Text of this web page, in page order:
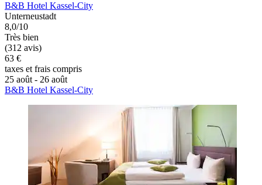
B&B Hotel Kassel-City
Unterneustadt
8,0/10
Très bien
(312 avis)
63 €
taxes et frais compris
25 août - 26 août
B&B Hotel Kassel-City